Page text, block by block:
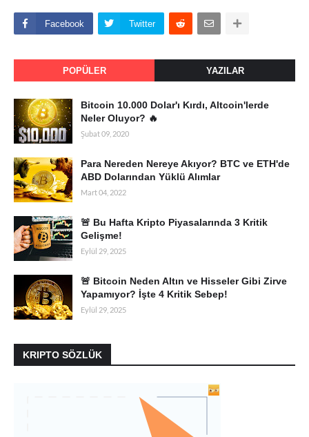
Facebook Twitter
POPÜLER YAZILAR
Bitcoin 10.000 Dolar'ı Kırdı, Altcoin'lerde
Neler Oluyor? 🔥
Şubat 09, 2020
Para Nereden Nereye Akıyor? BTC ve ETH'de
ABD Dolarından Yüklü Alımlar
Mart 04, 2022
🚨 Bu Hafta Kripto Piyasalarında 3 Kritik
Gelişme!
Eylül 29, 2025
🚨 Bitcoin Neden Altın ve Hisseler Gibi Zirve
Yapamıyor? İşte 4 Kritik Sebep!
Eylül 29, 2025
KRIPTO SÖZLÜK